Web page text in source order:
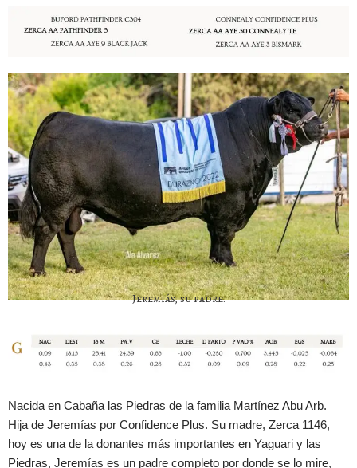
Jeremiás, su padre.
Nacida en Cabaña las Piedras de la familia Martínez Abu Arb.
Hija de Jeremías por Confidence Plus. Su madre, Zerca 1146,
hoy es una de la donantes más importantes en Yaguari y las
Piedras, Jeremías es un padre completo por donde se lo mire,